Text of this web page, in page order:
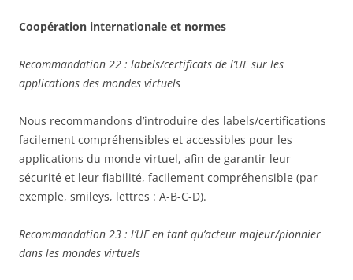
Coopération internationale et normes
Recommandation 22 : labels/certificats de l’UE sur les
applications des mondes virtuels
Nous recommandons d’introduire des labels/certifications
facilement compréhensibles et accessibles pour les
applications du monde virtuel, afin de garantir leur
sécurité et leur fiabilité, facilement compréhensible (par
exemple, smileys, lettres : A-B-C-D).
Recommandation 23 : l’UE en tant qu’acteur majeur/pionnier
dans les mondes virtuels